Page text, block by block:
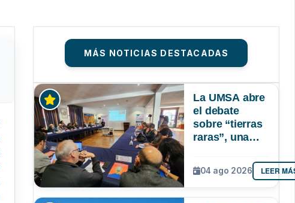
MÁS NOTICIAS DESTACADAS
La UMSA abre
el debate
sobre “tierras
raras”, una
mineral que
Bolivia aún no
explora ni
04 ago 2026 LEER